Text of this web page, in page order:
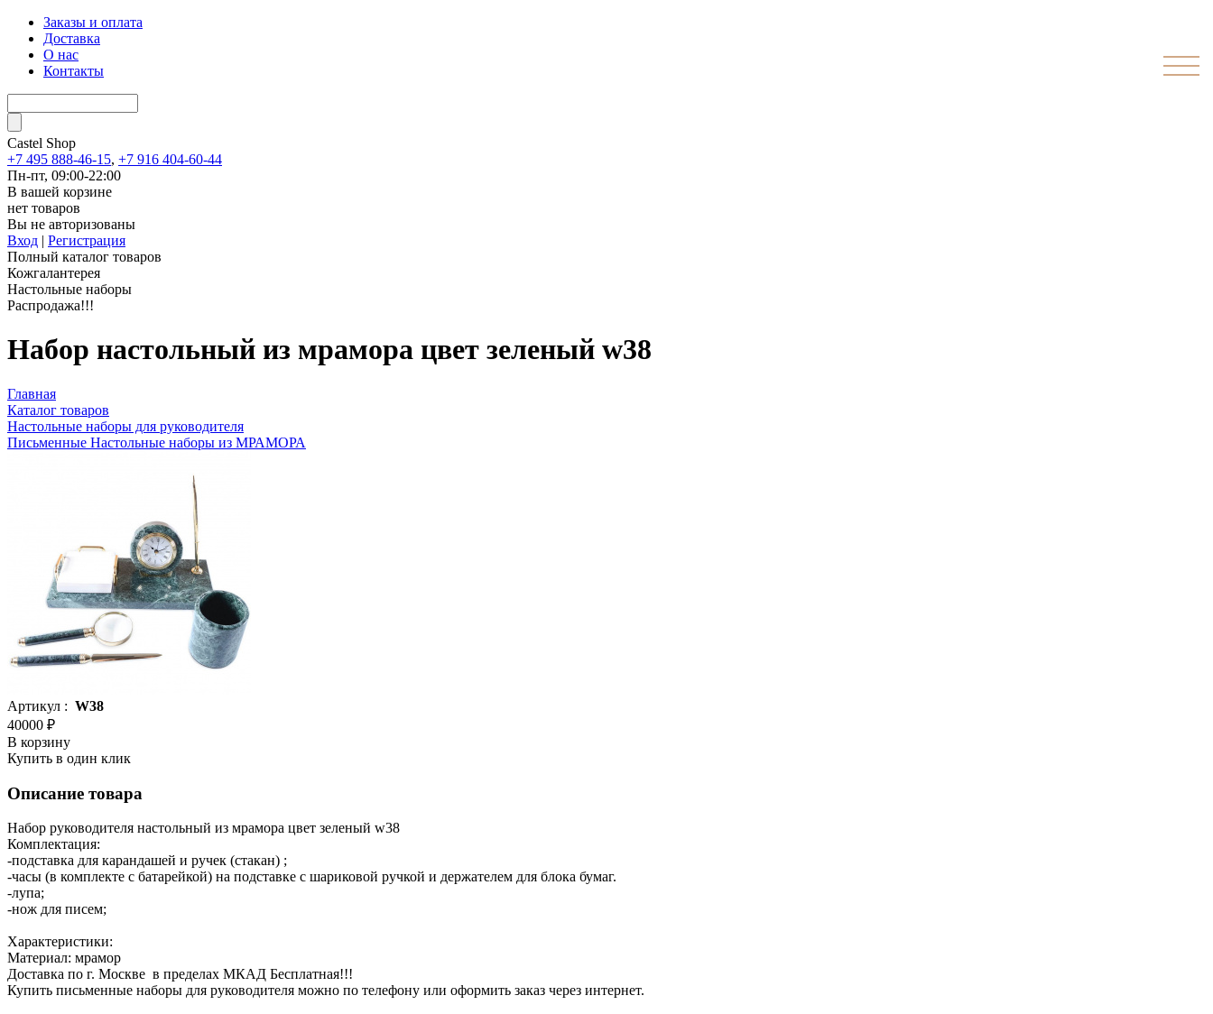
Заказы и оплата
Доставка
О нас
Контакты
Castel Shop
+7 495 888-46-15, +7 916 404-60-44
Пн-пт, 09:00-22:00
В вашей корзине
нет товаров
Вы не авторизованы
Вход | Регистрация
Полный каталог товаров
Кожгалантерея
Настольные наборы
Распродажа!!!
Набор настольный из мрамора цвет зеленый w38
Главная
Каталог товаров
Настольные наборы для руководителя
Письменные Настольные наборы из МРАМОРА
Артикул : W38
40000 ₽
В корзину
Купить в один клик
Описание товара
Набор руководителя настольный из мрамора цвет зеленый w38
Комплектация:
-подставка для карандашей и ручек (стакан) ;
-часы (в комплекте с батарейкой) на подставке с шариковой ручкой и держателем для блока бумаг.
-лупа;
-нож для писем;
Характеристики:
Материал: мрамор
Доставка по г. Москве в пределах МКАД Бесплатная!!!
Купить письменные наборы для руководителя можно по телефону или оформить заказ через интернет.